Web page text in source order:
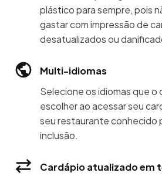
plástico para sempre, pois
gastar com impressão de
desatualizados ou
Multi-idiomas
Selecione os idiomas que
escolher ao acessar seu
seu restaurante conhecido
inclusão.
Cardápio atualizado em